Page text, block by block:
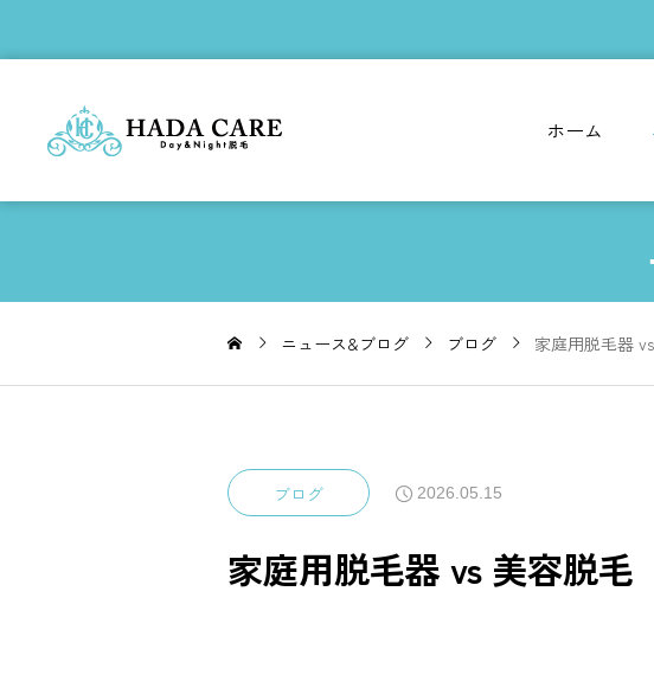
ホーム
ニュース&ブログ ブログ 家庭用脱毛器
ブログ 2026.05.15
家庭用脱毛器 vs 美容脱毛